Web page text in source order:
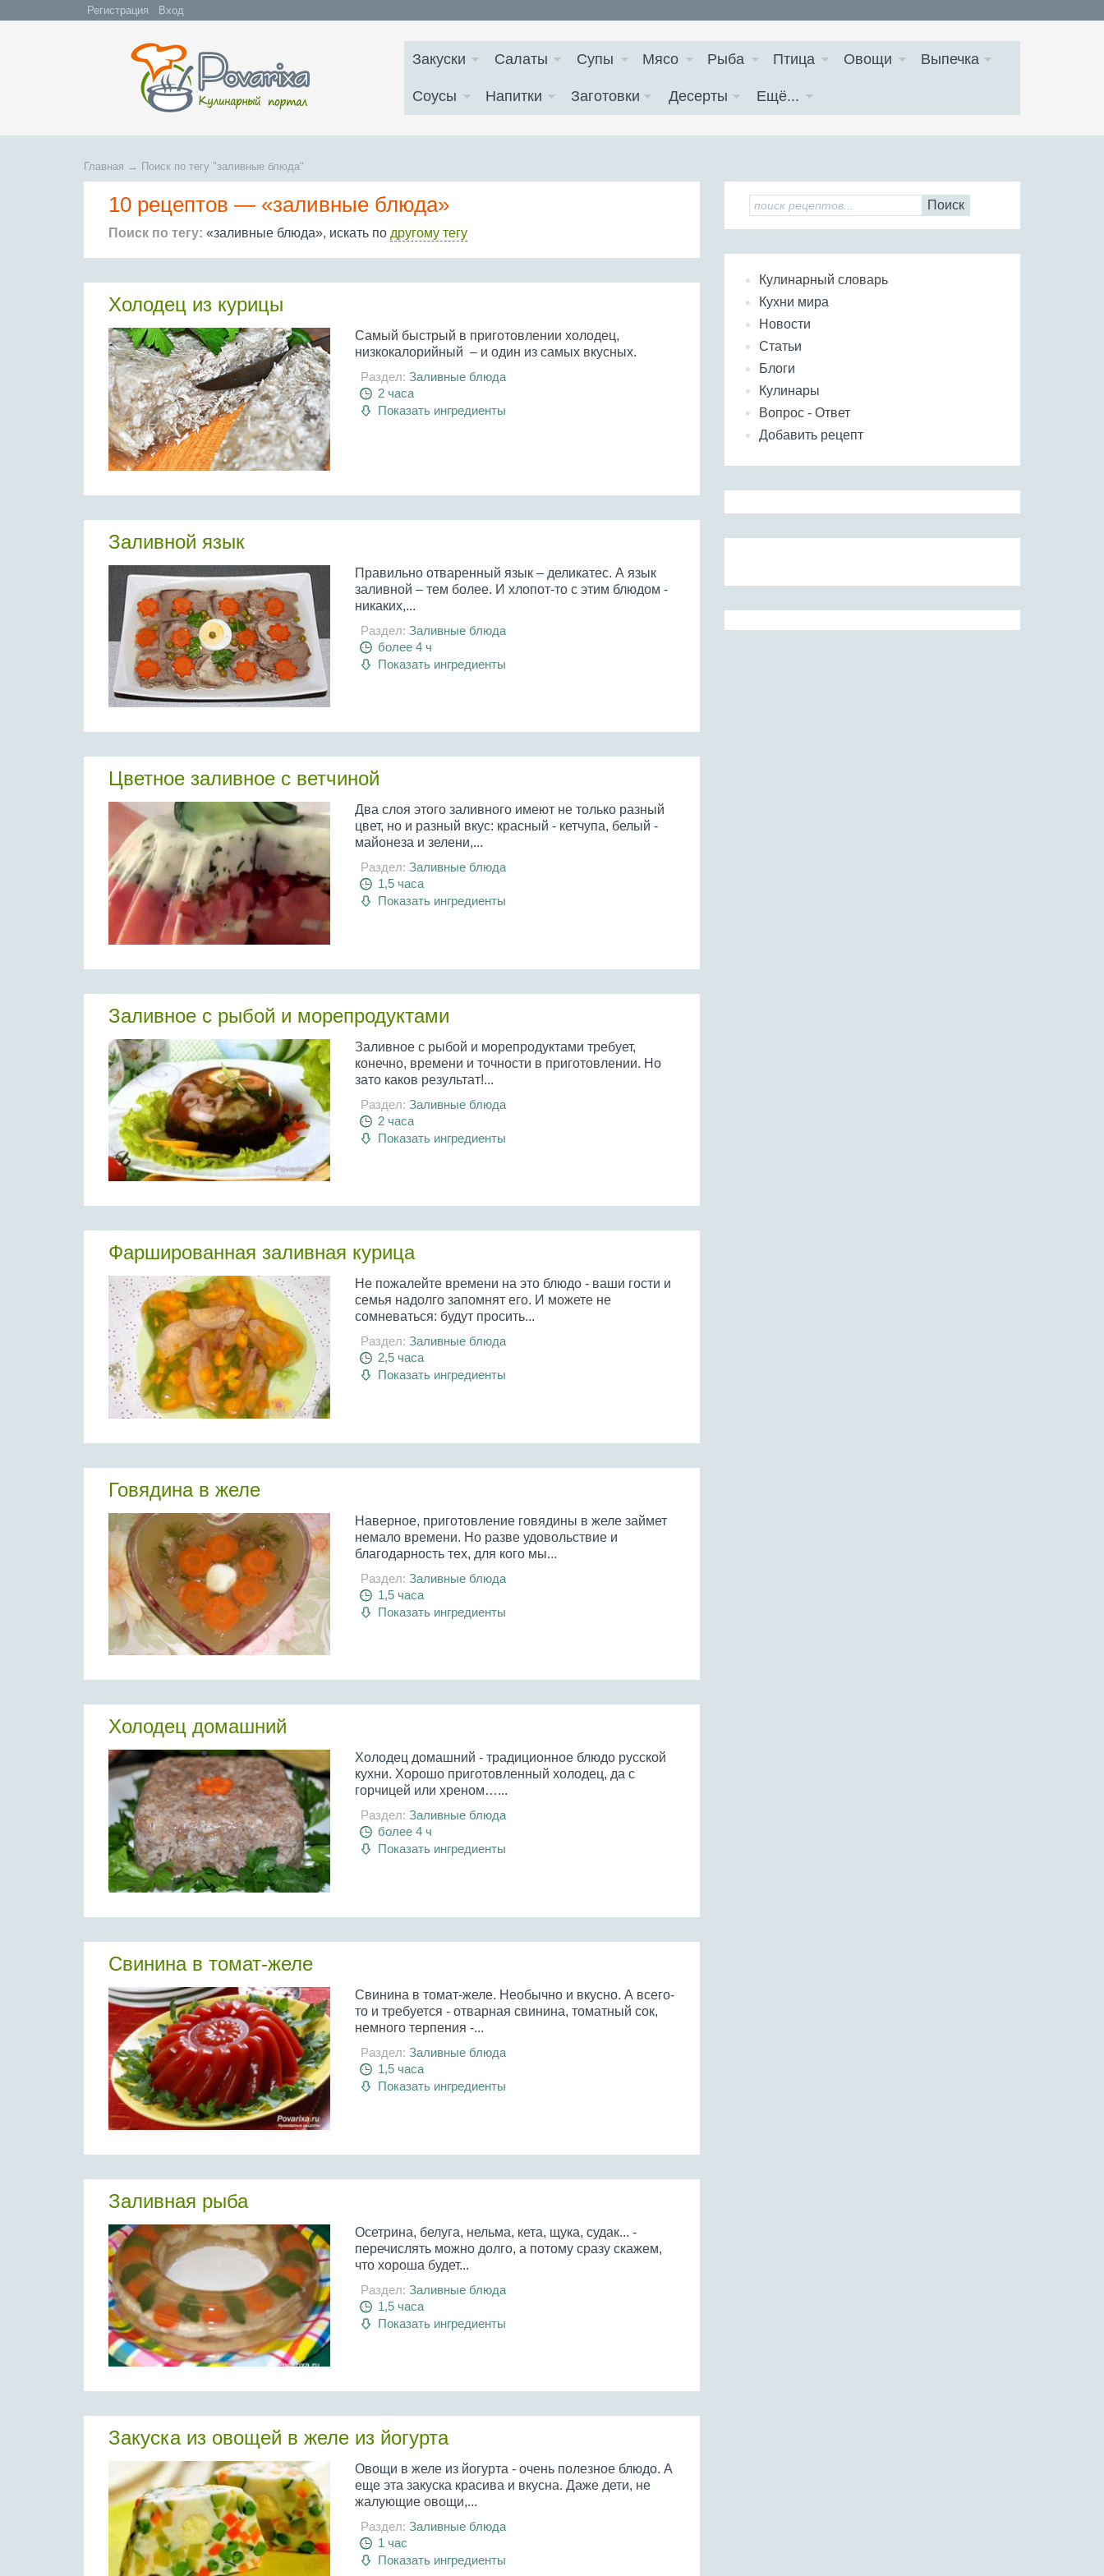
Регистрация Вход
Закуски Салаты Супы Мясо Рыба Птица Овощи Выпечка
Соусы Напитки Заготовки Десерты Ещё...
Главная → Поиск по тегу "заливные блюда"
10 рецептов — «заливные блюда»
Поиск по тегу: «заливные блюда», искать по другому тегу
Холодец из курицы
Самый быстрый в приготовлении холодец,
низкокалорийный – и один из самых вкусных.
Раздел: Заливные блюда
2 часа
Показать ингредиенты
Заливной язык
Правильно отваренный язык – деликатес. А язык
заливной – тем более. И хлопот-то с этим блюдом -
никаких,...
Раздел: Заливные блюда
более 4 ч
Показать ингредиенты
Цветное заливное с ветчиной
Два слоя этого заливного имеют не только разный
цвет, но и разный вкус: красный - кетчупа, белый -
майонеза и зелени,...
Раздел: Заливные блюда
1,5 часа
Показать ингредиенты
Заливное с рыбой и морепродуктами
Заливное с рыбой и морепродуктами требует,
конечно, времени и точности в приготовлении. Но
зато каков результат!...
Раздел: Заливные блюда
2 часа
Показать ингредиенты
Фаршированная заливная курица
Не пожалейте времени на это блюдо - ваши гости и
семья надолго запомнят его. И можете не
сомневаться: будут просить...
Раздел: Заливные блюда
2,5 часа
Показать ингредиенты
Говядина в желе
Наверное, приготовление говядины в желе займет
немало времени. Но разве удовольствие и
благодарность тех, для кого мы...
Раздел: Заливные блюда
1,5 часа
Показать ингредиенты
Холодец домашний
Холодец домашний - традиционное блюдо русской
кухни. Хорошо приготовленный холодец, да с
горчицей или хреном…...
Раздел: Заливные блюда
более 4 ч
Показать ингредиенты
Свинина в томат-желе
Свинина в томат-желе. Необычно и вкусно. А всего-
то и требуется - отварная свинина, томатный сок,
немного терпения -...
Раздел: Заливные блюда
1,5 часа
Показать ингредиенты
Заливная рыба
Осетрина, белуга, нельма, кета, щука, судак... -
перечислять можно долго, а потому сразу скажем,
что хороша будет...
Раздел: Заливные блюда
1,5 часа
Показать ингредиенты
Закуска из овощей в желе из йогурта
Овощи в желе из йогурта - очень полезное блюдо. А
еще эта закуска красива и вкусна. Даже дети, не
жалующие овощи,...
Раздел: Заливные блюда
1 час
Показать ингредиенты
Поиск
Кулинарный словарь
Кухни мира
Новости
Статьи
Блоги
Кулинары
Вопрос - Ответ
Добавить рецепт